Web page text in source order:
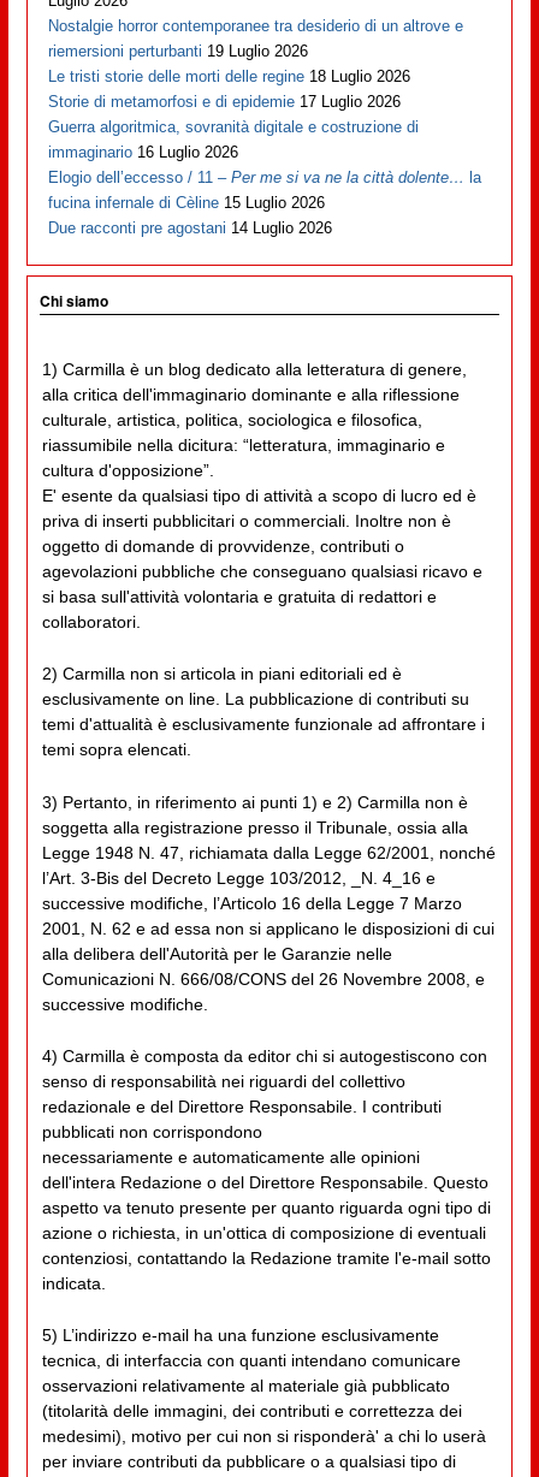
Nostalgie horror contemporanee tra desiderio di un altrove e
riemersioni perturbanti 19 Luglio 2026
Le tristi storie delle morti delle regine 18 Luglio 2026
Storie di metamorfosi e di epidemie 17 Luglio 2026
Guerra algoritmica, sovranità digitale e costruzione di
immaginario 16 Luglio 2026
Elogio dell’eccesso / 11 –Per me si va ne la città dolente… la
fucina infernale di Cèline 15 Luglio 2026
Due racconti pre agostani 14 Luglio 2026
Chi siamo
1) Carmilla è un blog dedicato alla letteratura di genere,
alla critica dell'immaginario dominante e alla riflessione
culturale, artistica, politica, sociologica e filosofica,
riassumibile nella dicitura: “letteratura, immaginario e
cultura d'opposizione”.
E' esente da qualsiasi tipo di attività a scopo di lucro ed è
priva di inserti pubblicitari o commerciali. Inoltre non è
oggetto di domande di provvidenze, contributi o
agevolazioni pubbliche che conseguano qualsiasi ricavo e
si basa sull'attività volontaria e gratuita di redattori e
collaboratori.
2) Carmilla non si articola in piani editoriali ed è
esclusivamente on line. La pubblicazione di contributi su
temi d'attualità è esclusivamente funzionale ad affrontare i
temi sopra elencati.
3) Pertanto, in riferimento ai punti 1) e 2) Carmilla non è
soggetta alla registrazione presso il Tribunale, ossia alla
Legge 1948 N. 47, richiamata dalla Legge 62/2001, nonché
l’Art. 3-Bis del Decreto Legge 103/2012, _N. 4_16 e
successive modifiche, l’Articolo 16 della Legge 7 Marzo
2001, N. 62 e ad essa non si applicano le disposizioni di cui
alla delibera dell'Autorità per le Garanzie nelle
Comunicazioni N. 666/08/CONS del 26 Novembre 2008, e
successive modifiche.
4) Carmilla è composta da editor chi si autogestiscono con
senso di responsabilità nei riguardi del collettivo
redazionale e del Direttore Responsabile. I contributi
pubblicati non corrispondono
necessariamente e automaticamente alle opinioni
dell'intera Redazione o del Direttore Responsabile. Questo
aspetto va tenuto presente per quanto riguarda ogni tipo di
azione o richiesta, in un'ottica di composizione di eventuali
contenziosi, contattando la Redazione tramite l'e-mail sotto
indicata.
5) L’indirizzo e-mail ha una funzione esclusivamente
tecnica, di interfaccia con quanti intendano comunicare
osservazioni relativamente al materiale già pubblicato
(titolarità delle immagini, dei contributi e correttezza dei
medesimi), motivo per cui non si risponderà' a chi lo userà
per inviare contributi da pubblicare o a qualsiasi tipo di